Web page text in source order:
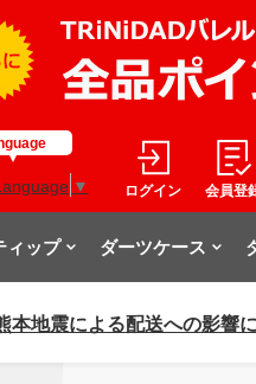
▼ ログイン 会員登
ィップ ダーツケース
本地震による配送への影響